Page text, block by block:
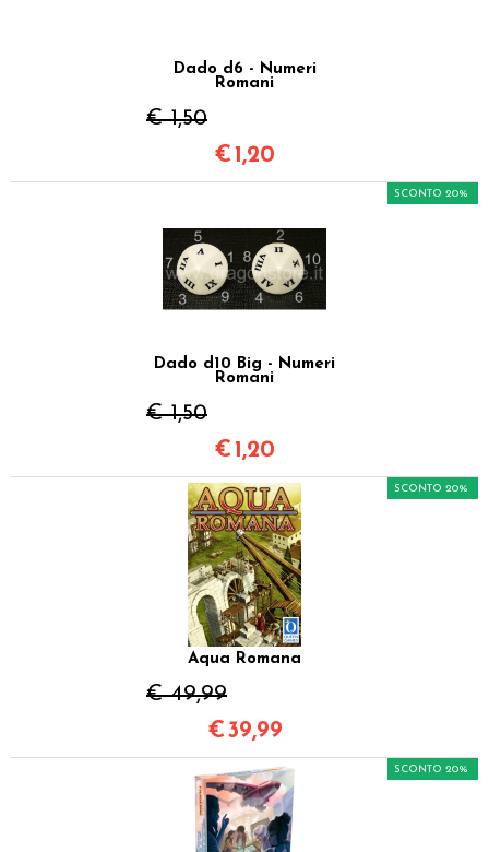
Dado d6 - Numeri
Romani
€ 1,50
€ 1,20
Dado d10 Big - Numeri
Romani
€ 1,50
SCONTO 20%
€ 1,20
Aqua Romana
€ 49,99
SCONTO 20%
€39,99
SCONTO 20%